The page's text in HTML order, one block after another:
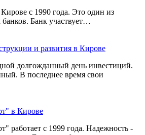
с 1990 года. Это один из
Банк участвует…
и развития в Кирове
долгожданный день инвестиций.
В последнее время свои
в Кирове
работает с 1999 года. Надежность -